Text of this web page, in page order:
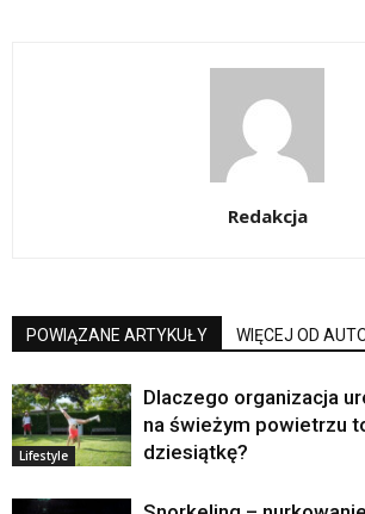
Redakcja
POWIĄZANE ARTYKUŁY WIĘCEJ OD
Lifestyle
Dlaczego organizacja
na świeżym powietrzu
dziesiątkę?